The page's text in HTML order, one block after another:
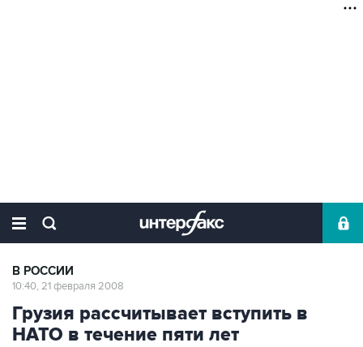
В РОССИИ
10:40, 21 февраля 2008
Грузия рассчитывает вступить в
НАТО в течение пяти лет